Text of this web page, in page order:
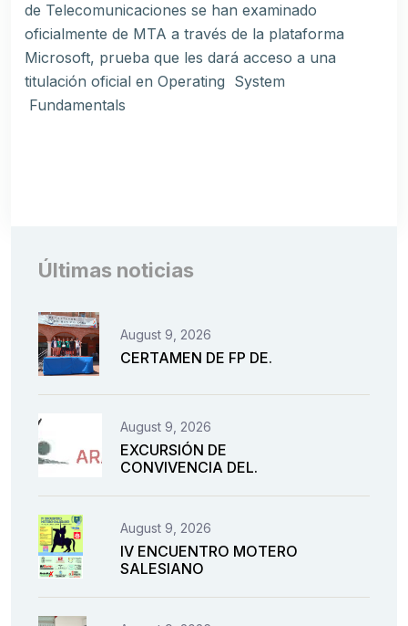
de Telecomunicaciones se han examinado
oficialmente de MTA a través de la plataforma
Microsoft, prueba que les dará acceso a una
titulación oficial en Operating System
Fundamentals
Últimas noticias
August 9, 2026
CERTAMEN DE FP DE.
August 9, 2026
EXCURSIÓN DE
CONVIVENCIA DEL.
August 9, 2026
IV ENCUENTRO MOTERO
SALESIANO